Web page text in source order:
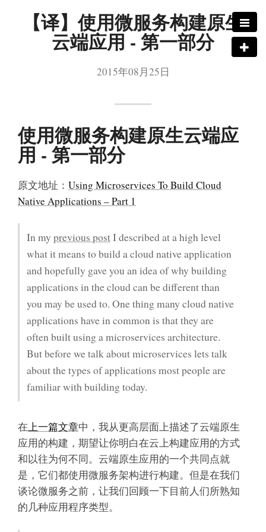
【译】使用微服务构建原生
云端应用 - 第一部分
2015年08月25日
使用微服务构建原生云端应
用 - 第一部分
原文地址： Using Microservices To Build Cloud
Native Applications – Part 1
In my previous postI described at a high level
what it means to build a cloud native application
and hopefully gave you an idea of why building
applications in the cloud can be different than
you may be used to. One thing many cloud native
applications have in common is that they are
often built using a microservices architecture.
But before we talk about microservices lets talk
about the types of applications most people are
familiar with building today.
在上一篇文章中，我从更高层面上描述了云端原生
应用的构建，期望让你明白在云上构建应用的方式
和以往为何不同。云端原生应用的一个共同点就
是，它们都使用微服务架构进行构建。但是在我们
谈论微服务之前，让我们回顾一下目前人们所熟知
的几种应用程序类型。